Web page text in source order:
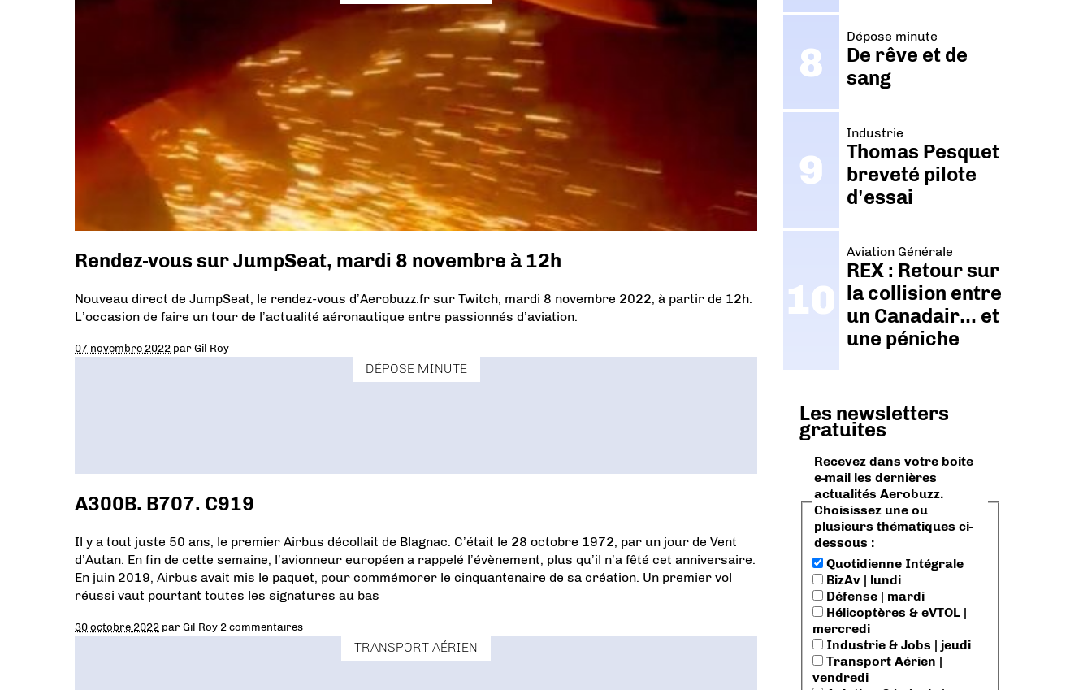
Rendez-vous sur JumpSeat, mardi 8 novembre à 12h
Nouveau direct de JumpSeat, le rendez-vous d’Aerobuzz.fr sur Twitch, mardi 8 novembre 2022, à partir de 12h.
L’occasion de faire un tour de l’actualité aéronautique entre passionnés d’aviation.
07 novembre 2022 parGil Roy
DÉPOSE MINUTE
A300B. B707. C919
Il y a tout juste 50 ans, le premier Airbus décollait de Blagnac. C’était le 28 octobre 1972, par un jour de Vent
d’Autan. En fin de cette semaine, l’avionneur européen a rappelé l’évènement, plus qu’il n’a fêté cet anniversaire.
En juin 2019, Airbus avait mis le paquet, pour commémorer le cinquantenaire de sa création. Un premier vol
réussi vaut pourtant toutes les signatures au bas
30 octobre 2022 parGil Roy 2 commentaires
TRANSPORT AÉRIEN
Dépose minute
De rêve et de
sang
Industrie
Thomas Pesquet
breveté pilote
d'essai
Aviation Générale
REX : Retour sur
la collision entre
un Canadair… et
une péniche
Les newsletters
gratuites
Recevez dans votre boite
e-mail les dernières
actualités Aerobuzz.
Choisissez une ou
plusieurs thématiques ci-
dessous :
Quotidienne Intégrale
BizAv | lundi
Défense | mardi
Hélicoptères & eVTOL |
mercredi
Industrie & Jobs | jeudi
Transport Aérien |
vendredi